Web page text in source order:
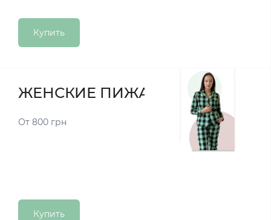
Купить
ЖЕНСКИЕ ПИЖАМЫ
От 800 грн
Купить